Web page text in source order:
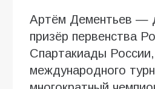
Артём Дементьев —
призёр первенства
Спартакиады
международного